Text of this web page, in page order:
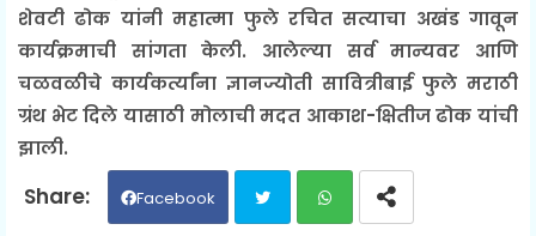
शेवटी ढोक यांनी महात्मा फुले रचित सत्याचा अखंड गावून
कार्यक्रमाची सांगता केली. आलेल्या सर्व मान्यवर आणि
चळवळीचे कार्यकर्त्यांना ज्ञानज्योती सावित्रीबाई फुले मराठी
ग्रंथ भेट दिले यासाठी मोलाची मदत आकाश-क्षितीज ढोक यांची
झाली.
Facebook